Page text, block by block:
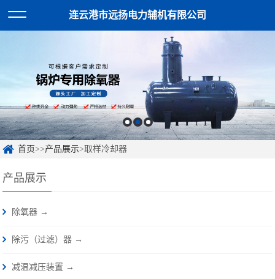
连云港市远扬电力辅机有限公司
首页>>产品展示>取样冷却器
产品展示
除氧器 →
除污（过滤）器 →
减温减压装置 →